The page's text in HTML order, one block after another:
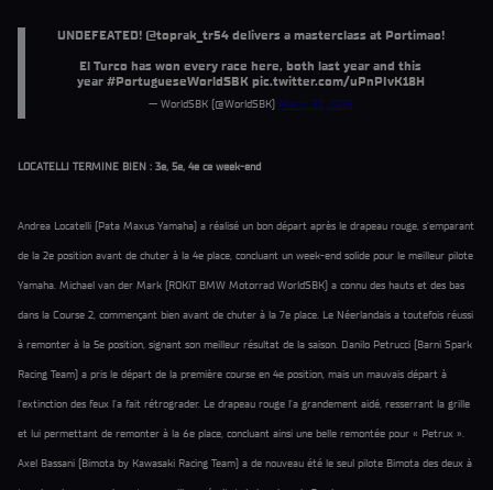
UNDEFEATED! @toprak_tr54delivers a masterclass at Portimao!
El Turco has won every race here, both last year and this
year #PortugueseWorldSBK pic.twitter.com/uPnPIvK18H
— WorldSBK (@WorldSBK) March 30, 2025
LOCATELLI TERMINE BIEN : 3e, 5e, 4e ce week-end
Andrea Locatelli (Pata Maxus Yamaha) a réalisé un bon départ après le drapeau rouge, s'emparant
de la 2e position avant de chuter à la 4e place, concluant un week-end solide pour le meilleur pilote
Yamaha. Michael van der Mark (ROKiT BMW Motorrad WorldSBK) a connu des hauts et des bas
dans la Course 2, commençant bien avant de chuter à la 7e place. Le Néerlandais a toutefois réussi
à remonter à la 5e position, signant son meilleur résultat de la saison. Danilo Petrucci (Barni Spark
Racing Team) a pris le départ de la première course en 4e position, mais un mauvais départ à
l'extinction des feux l'a fait rétrograder. Le drapeau rouge l'a grandement aidé, resserrant la grille
et lui permettant de remonter à la 6e place, concluant ainsi une belle remontée pour « Petrux ».
Axel Bassani (Bimota by Kawasaki Racing Team) a de nouveau été le seul pilote Bimota des deux à